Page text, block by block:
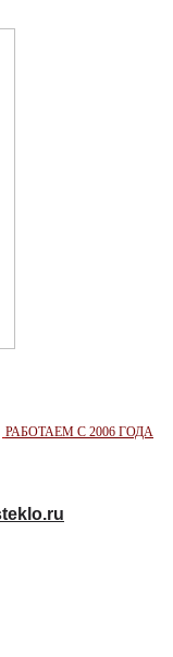
РАБОТАЕМ С 2006 ГОДА